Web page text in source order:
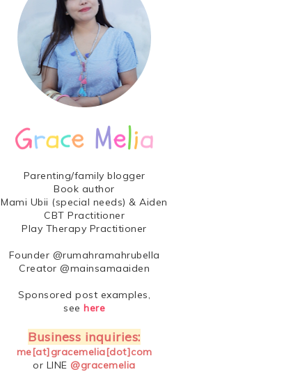
Parenting/family blogger
Book author
Mami Ubii (special needs) & Aiden
CBT Practitioner
Play Therapy Practitioner
Founder @rumahramahrubella
Creator @mainsamaaiden
Sponsored post examples,
see here
Business inquiries:
me[at]gracemelia[dot]com
or LINE @gracemelia